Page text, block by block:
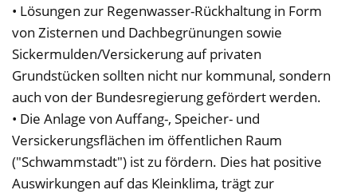
• Lösungen zur Regenwasser-Rückhaltung in Form
von Zisternen und Dachbegrünungen sowie
Sickermulden/Versickerung auf privaten
Grundstücken sollten nicht nur kommunal, sondern
auch von der Bundesregierung gefördert werden.
• Die Anlage von Auffang-, Speicher- und
Versickerungsflächen im öffentlichen Raum
("Schwammstadt") ist zu fördern. Dies hat positive
Auswirkungen auf das Kleinklima, trägt zur